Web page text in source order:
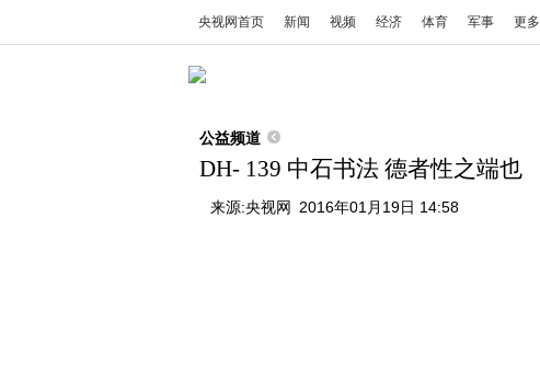
央视网首页 新闻 视频 经济 体育 军事 更多
公益频道
DH- 139 中石书法 德者性之端也
来源:央视网 2016年01月19日 14:58